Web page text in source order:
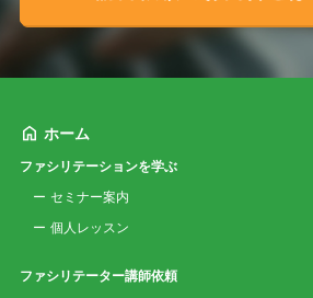
ホーム
ファシリテーションを学ぶ
セミナー案内
個人レッスン
ファシリテーター講師依頼